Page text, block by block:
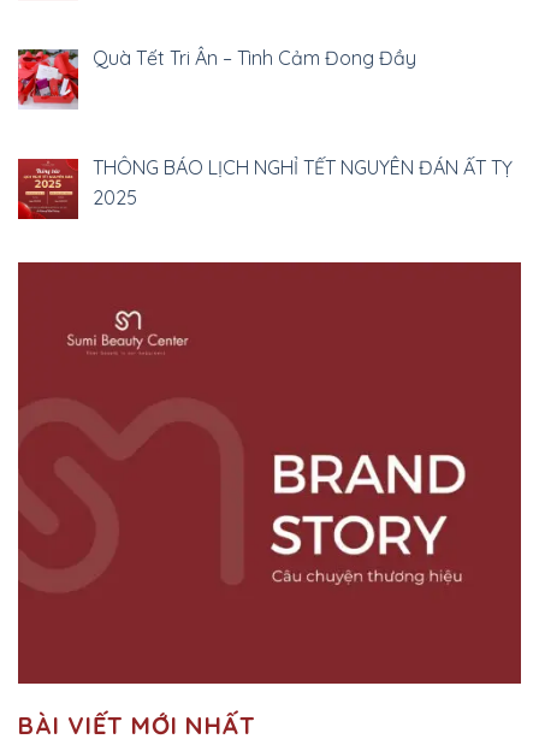
Quà Tết Tri Ân – Tình Cảm Đong Đầy
THÔNG BÁO LỊCH NGHỈ TẾT NGUYÊN ĐÁN ẤT TỴ
2025
BÀI VIẾT MỚI NHẤT